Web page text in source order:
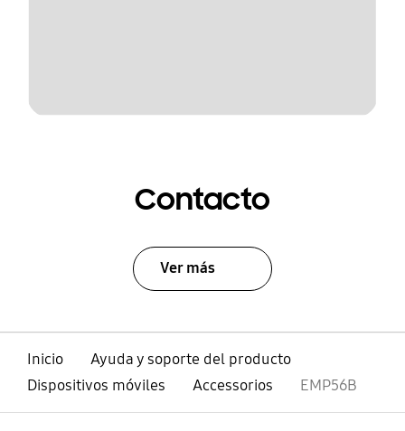
Contacto
Ver más
Inicio
Ayuda y soporte del producto
Dispositivos móviles
Accessorios EMP56B